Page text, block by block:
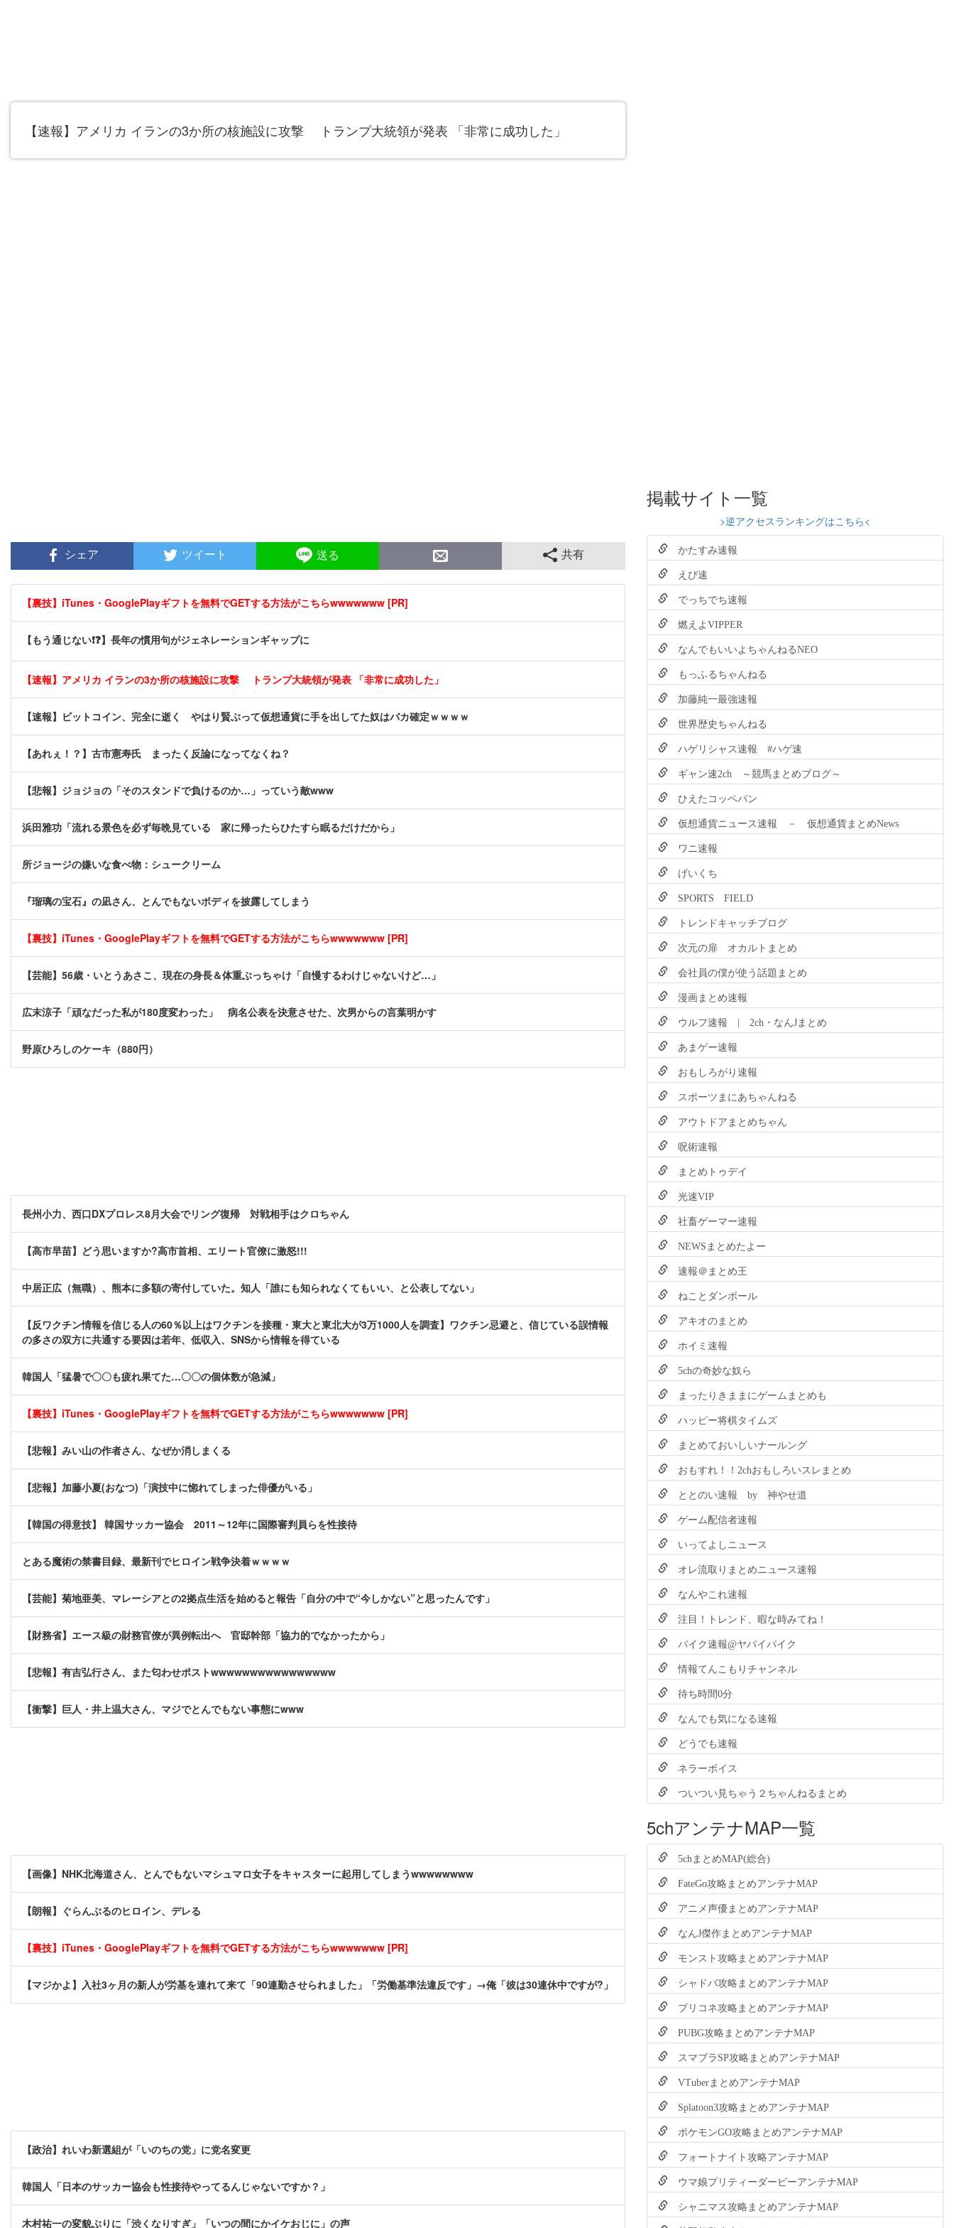
【速報】アメリカ イランの3か所の核施設に攻撃 トランプ大統領が発表 「非常に成功した」
シェア ツイート 送る 共有
【裏技】iTunes・GooglePlayギフトを無料でGETする方法がこちらwwwwwww [PR]
【もう通じない❗❓】長年の慣用句がジェネレーションギャップに
【速報】アメリカ イランの3か所の核施設に攻撃 トランプ大統領が発表 「非常に成功した」
【速報】ビットコイン、完全に逝く やはり賢ぶって仮想通貨に手を出してた奴はバカ確定ｗｗｗｗ
【あれぇ！？】古市憲寿氏 まったく反論になってなくね？
【悲報】ジョジョの「そのスタンドで負けるのか…」っていう敵www
浜田雅功「流れる景色を必ず毎晩見ている 家に帰ったらひたすら眠るだけだから」
所ジョージの嫌いな食べ物：シュークリーム
『瑠璃の宝石』の凪さん、とんでもないボディを披露してしまう
【裏技】iTunes・GooglePlayギフトを無料でGETする方法がこちらwwwwwww [PR]
【芸能】56歳・いとうあさこ、現在の身長＆体重ぶっちゃけ「自慢するわけじゃないけど…」
広末涼子「頑なだった私が180度変わった」 病名公表を決意させた、次男からの言葉明かす
野原ひろしのケーキ（880円）
長州小力、西口DXプロレス8月大会でリング復帰 対戦相手はクロちゃん
【高市早苗】どう思いますか?高市首相、エリート官僚に激怒!!!
中居正広（無職）、熊本に多額の寄付していた。知人「誰にも知られなくてもいい、と公表してない」
【反ワクチン情報を信じる人の60％以上はワクチンを接種・東大と東北大が3万1000人を調査】ワクチン忌避と、信じている誤情報
の多さの双方に共通する要因は若年、低収入、SNSから情報を得ている
韓国人「猛暑で〇〇も疲れ果てた…〇〇の個体数が急減」
【裏技】iTunes・GooglePlayギフトを無料でGETする方法がこちらwwwwwww [PR]
【悲報】みい山の作者さん、なぜか消しまくる
【悲報】加藤小夏(おなつ)「演技中に惚れてしまった俳優がいる」
【韓国の得意技】 韓国サッカー協会 2011～12年に国際審判員らを性接待
とある魔術の禁書目録、最新刊でヒロイン戦争決着ｗｗｗｗ
【芸能】菊地亜美、マレーシアとの2拠点生活を始めると報告「自分の中で“今しかない”と思ったんです」
【財務省】エース級の財務官僚が異例転出へ 官邸幹部「協力的でなかったから」
【悲報】有吉弘行さん、また匂わせポストwwwwwwwwwwwwwwww
【衝撃】巨人・井上温大さん、マジでとんでもない事態にwww
【画像】NHK北海道さん、とんでもないマシュマロ女子をキャスターに起用してしまうwwwwwwww
【朗報】ぐらんぶるのヒロイン、デレる
【裏技】iTunes・GooglePlayギフトを無料でGETする方法がこちらwwwwwww [PR]
【マジかよ】入社3ヶ月の新人が労基を連れて来て「90連勤させられました」「労働基準法違反です」→俺「彼は30連休中ですが?」
【政治】れいわ新選組が「いのちの党」に党名変更
韓国人「日本のサッカー協会も性接待やってるんじゃないですか？」
木村祐一の変貌ぶりに「渋くなりすぎ」「いつの間にかイケおじに」の声
掲載サイト一覧
>逆アクセスランキングはこちら<
かたすみ速報
えび速
でっちでち速報
燃えよVIPPER
なんでもいいよちゃんねるNEO
もっふるちゃんねる
加藤純一最強速報
世界歴史ちゃんねる
ハゲリシャス速報 #ハゲ速
ギャン速2ch ～競馬まとめブログ～
ひえたコッペパン
仮想通貨ニュース速報 － 仮想通貨まとめNews
ワニ速報
げいくち
SPORTS FIELD
トレンドキャッチブログ
次元の扉 オカルトまとめ
会社員の僕が使う話題まとめ
漫画まとめ速報
ウルフ速報 | 2ch・なんJまとめ
あまゲー速報
おもしろがり速報
スポーツまにあちゃんねる
アウトドアまとめちゃん
呪術速報
まとめトゥデイ
光速VIP
社畜ゲーマー速報
NEWSまとめたよー
速報＠まとめ王
ねことダンボール
アキオのまとめ
ホイミ速報
5chの奇妙な奴ら
まったりきままにゲームまとめも
ハッピー将棋タイムズ
まとめておいしいナールング
おもすれ！！2chおもしろいスレまとめ
ととのい速報 by 神やせ道
ゲーム配信者速報
いってよしニュース
オレ流取りまとめニュース速報
なんやこれ速報
注目！トレンド、暇な時みてね！
バイク速報@ヤバイバイク
情報てんこもりチャンネル
待ち時間0分
なんでも気になる速報
どうでも速報
ネラーボイス
ついつい見ちゃう２ちゃんねるまとめ
5chアンテナMAP一覧
5chまとめMAP(総合)
FateGo攻略まとめアンテナMAP
アニメ声優まとめアンテナMAP
なんJ傑作まとめアンテナMAP
モンスト攻略まとめアンテナMAP
シャドバ攻略まとめアンテナMAP
プリコネ攻略まとめアンテナMAP
PUBG攻略まとめアンテナMAP
スマブラSP攻略まとめアンテナMAP
VTuberまとめアンテナMAP
Splatoon3攻略まとめアンテナMAP
ポケモンGO攻略まとめアンテナMAP
フォートナイト攻略アンテナMAP
ウマ娘プリティーダービーアンテナMAP
シャニマス攻略まとめアンテナMAP